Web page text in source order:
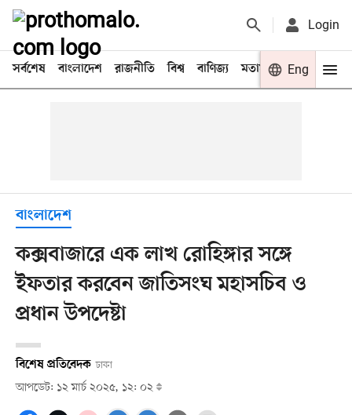
Login
সর্বশেষ বাংলাদেশ রাজনীতি বিশ্ব বাণিজ্য মতামত খেলা
Eng
বাংলাদেশ
কক্সবাজারে এক লাখ রোহিঙ্গার সঙ্গে
ইফতার করবেন জাতিসংঘ মহাসচিব ও
প্রধান উপদেষ্টা
বিশেষ প্রতিবেদক ঢাকা
আপডেট: ১২ মার্চ ২০২৫, ১২: ০২